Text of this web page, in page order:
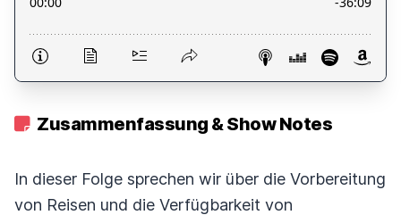
Zusammenfassung & Show Notes
In dieser Folge sprechen wir über die Vorbereitung
von Reisen und die Verfügbarkeit von